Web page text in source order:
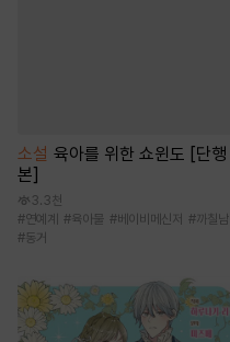
소설 육아를 위한 쇼윈도 [단행
본]
3.3천
#연예계 #육아물 #베이비메신저 #까칠남
#동거